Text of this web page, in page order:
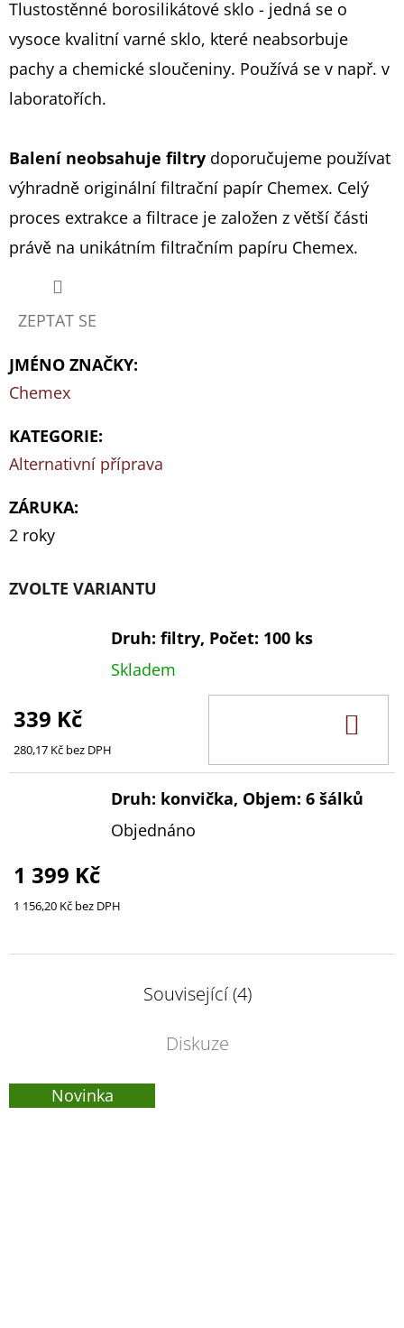
Tlustostěnné borosilikátové sklo - jedná se o
vysoce kvalitní varné sklo, které neabsorbuje
pachy a chemické sloučeniny. Používá se v např. v
laboratořích.
Balení neobsahuje filtry doporučujeme používat
výhradně originální filtrační papír Chemex. Celý
proces extrakce a filtrace je založen z větší části
právě na unikátním filtračním papíru Chemex.
ZEPTAT SE
JMÉNO ZNAČKY:
Chemex
KATEGORIE:
Alternativní příprava
ZÁRUKA:
2 roky
ZVOLTE VARIANTU
Druh: filtry, Počet: 100 ks
Skladem
339 Kč
280,17 Kč bez DPH
Druh: konvička, Objem: 6 šálků
Objednáno
1 399 Kč
1 156,20 Kč bez DPH
Související (4)
Diskuze
Novinka